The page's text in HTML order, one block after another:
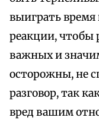
выиграть
реакции, чтобы
важных и
осторожны, не
разговор, так
вред вашим